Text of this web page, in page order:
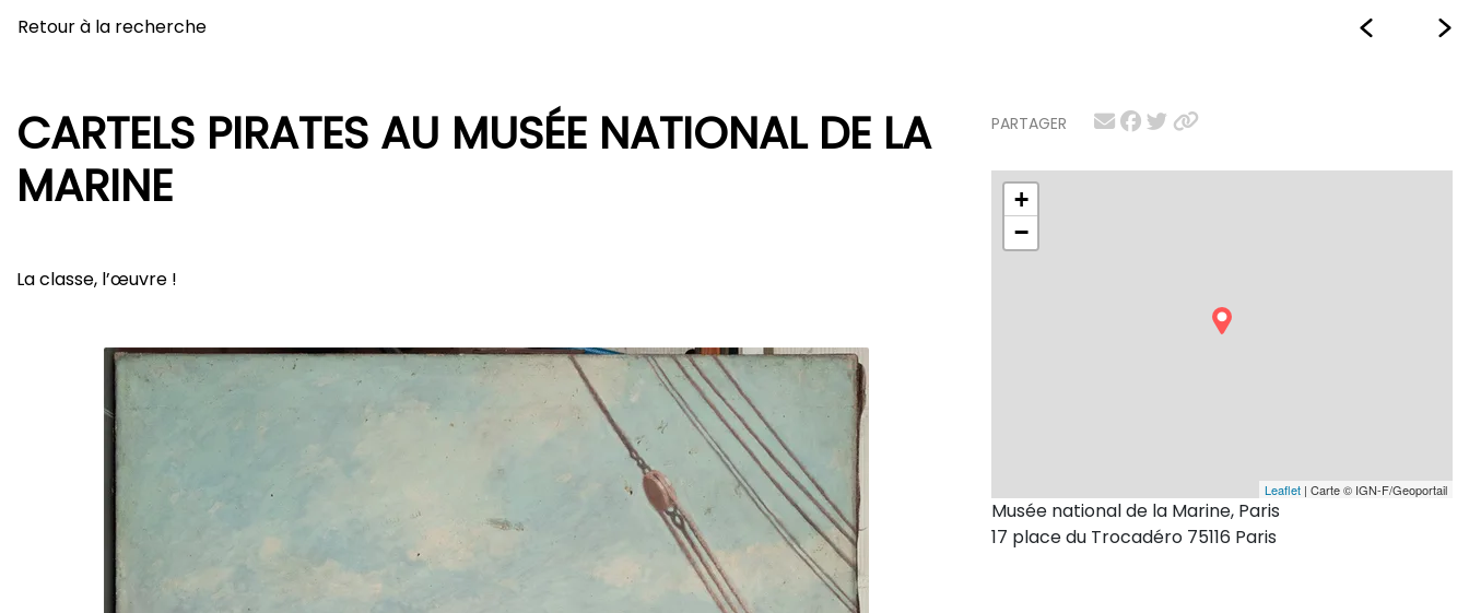
Retour à la recherche
PARTAGER
+
−
Leaflet | Carte © IGN-F/Geoportail
Musée national de la Marine, Paris
17 place du Trocadéro 75116 Paris
CARTELS PIRATES AU MUSÉE NATIONAL DE LA
MARINE
La classe, l’œuvre !